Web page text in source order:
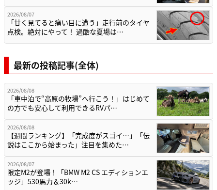
2026/08/07
「甘く見てると痛い目に遭う」走行前のタイヤ
点検。絶対にやって！ 過酷な夏場は…
最新の投稿記事(全体)
2026/08/08
「車中泊で“高原の牧場”へ行こう！」はじめて
の方でも安心して利用できるRVパ…
2026/08/08
【週間ランキング】「完成度がスゴイ…」「伝
説はここから始まった」注目を集めた…
2026/08/07
限定M2が登場！「BMW M2 CS エディションエ
ッジ」530馬力＆30k…